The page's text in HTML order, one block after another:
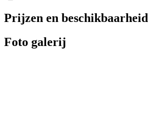
Prijzen en beschikbaarheid
Foto galerij